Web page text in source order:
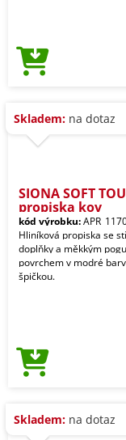
Skladem: na dotaz
SIONA SOFT
propiska kov
kód výrobku:
Hliníková propiska se
doplňky a měkkým
povrchem v modré
špičkou.
Skladem: na dotaz